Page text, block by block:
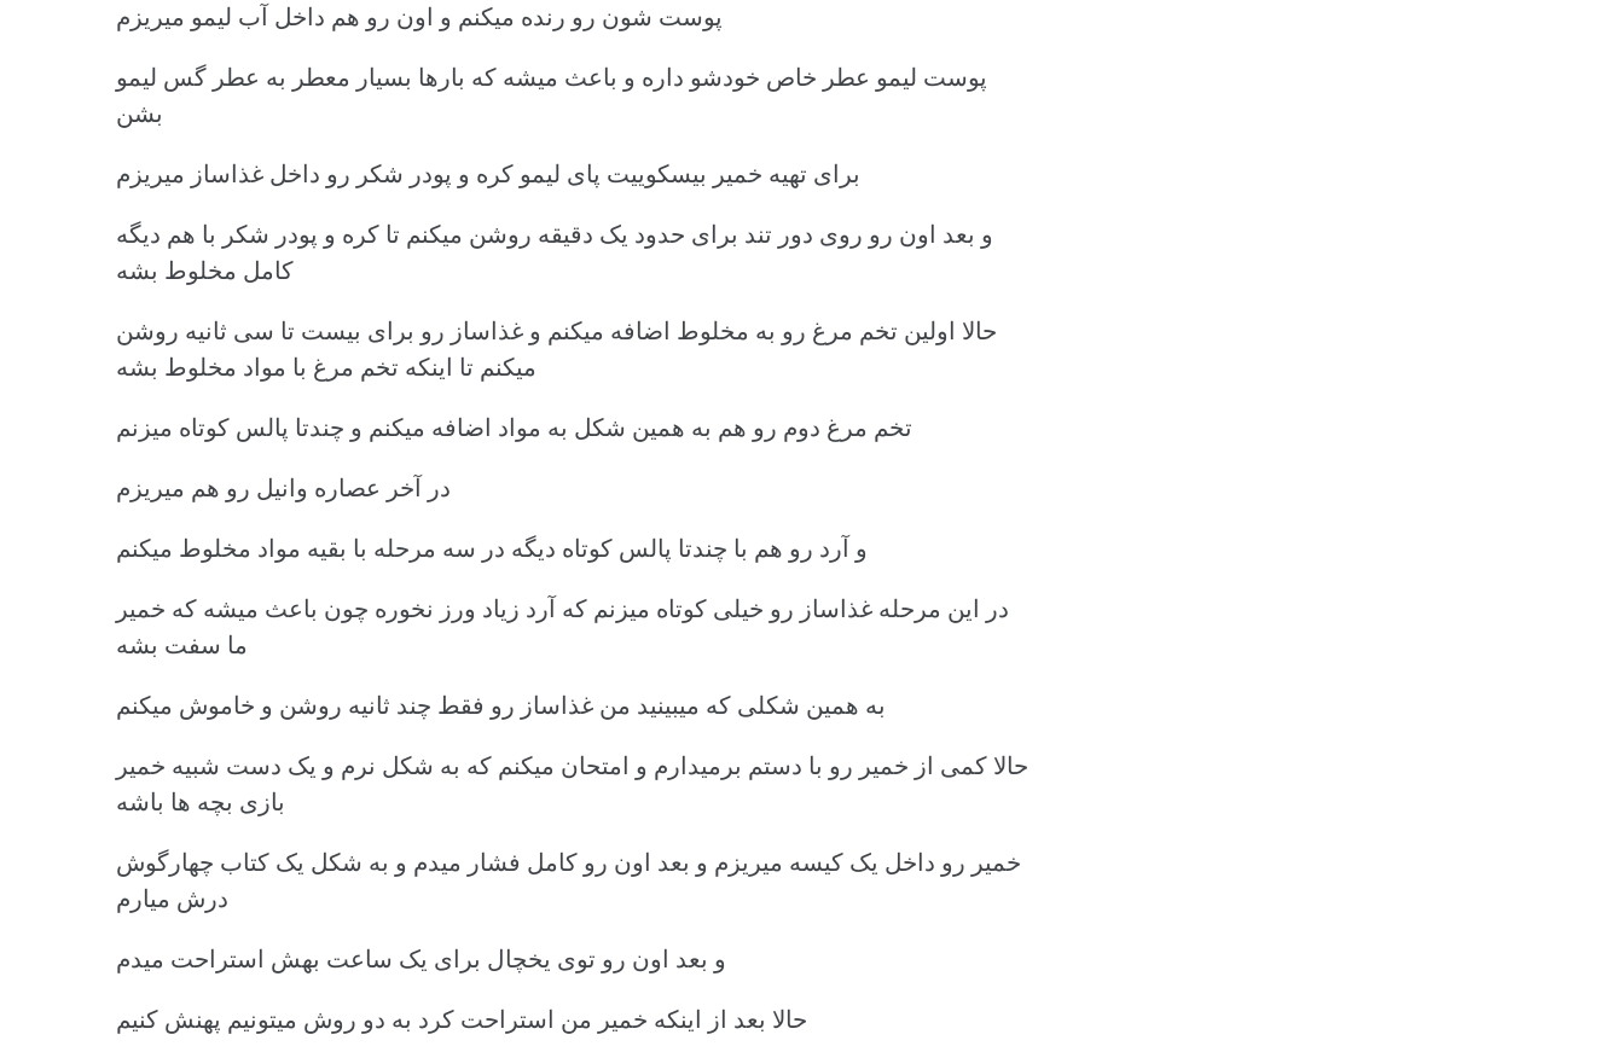
پوست شون رو رنده میکنم و اون رو هم داخل آب لیمو میریزم
پوست لیمو عطر خاص خودشو داره و باعث میشه که بارها بسیار معطر به عطر گس لیمو
بشن
برای تهیه خمیر بیسکوییت پای لیمو کره و پودر شکر رو داخل غذاساز میریزم
و بعد اون رو روی دور تند برای حدود یک دقیقه روشن میکنم تا کره و پودر شکر با هم دیگه
کامل مخلوط بشه
حالا اولین تخم مرغ رو به مخلوط اضافه میکنم و غذاساز رو برای بیست تا سی ثانیه روشن
میکنم تا اینکه تخم مرغ با مواد مخلوط بشه
تخم مرغ دوم رو هم به همین شکل به مواد اضافه میکنم و چندتا پالس کوتاه میزنم
در آخر عصاره وانیل رو هم میریزم
و آرد رو هم با چندتا پالس کوتاه دیگه در سه مرحله با بقیه مواد مخلوط میکنم
در این مرحله غذاساز رو خیلی کوتاه میزنم که آرد زیاد ورز نخوره چون باعث میشه که خمیر
ما سفت بشه
به همین شکلی که میبینید من غذاساز رو فقط چند ثانیه روشن و خاموش میکنم
حالا کمی از خمیر رو با دستم برمیدارم و امتحان میکنم که به شکل نرم و یک دست شبیه خمیر
بازی بچه ها باشه
خمیر رو داخل یک کیسه میریزم و بعد اون رو کامل فشار میدم و به شکل یک کتاب چهارگوش
درش میارم
و بعد اون رو توی یخچال برای یک ساعت بهش استراحت میدم
حالا بعد از اینکه خمیر من استراحت کرد به دو روش میتونیم پهنش کنیم